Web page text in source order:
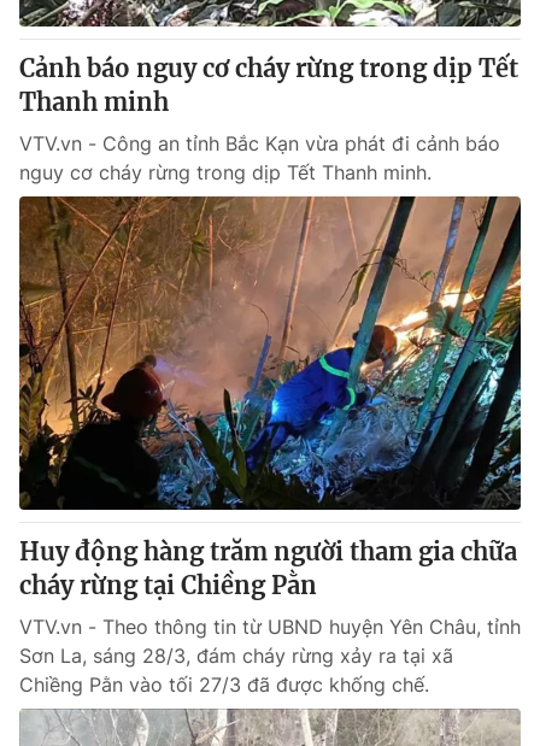
Cảnh báo nguy cơ cháy rừng trong dịp Tết
Thanh minh
VTV.vn - Công an tỉnh Bắc Kạn vừa phát đi cảnh báo
nguy cơ cháy rừng trong dịp Tết Thanh minh.
Huy động hàng trăm người tham gia chữa
cháy rừng tại Chiềng Pằn
VTV.vn - Theo thông tin từ UBND huyện Yên Châu, tỉnh
Sơn La, sáng 28/3, đám cháy rừng xảy ra tại xã
Chiềng Pằn vào tối 27/3 đã được khống chế.